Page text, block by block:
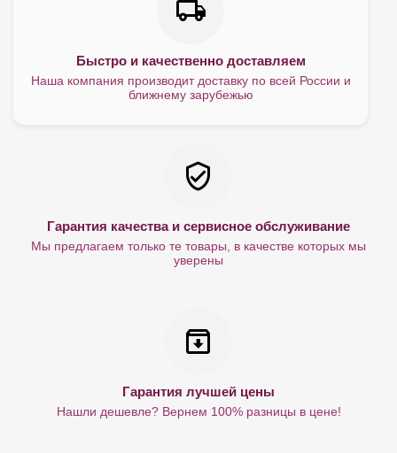
Быстро и качественно доставляем
Наша компания производит доставку по всей России и
ближнему зарубежью
Гарантия качества и сервисное обслуживание
Мы предлагаем только те товары, в качестве которых мы
уверены
Гарантия лучшей цены
Нашли дешевле? Вернем 100% разницы в цене!